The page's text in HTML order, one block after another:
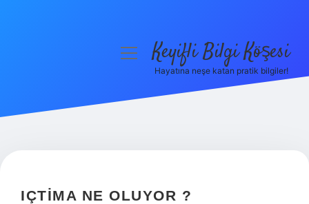
Hakkımızda
menüyüKeyifli Bilgi Köşesi
Hayatına neşe katan pratik bilgiler!
IÇTIMA NE OLUYOR ?